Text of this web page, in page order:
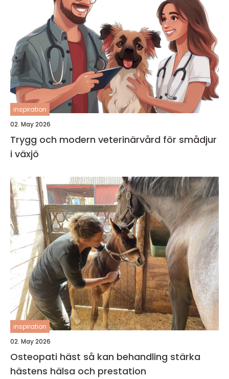
inspiration
02. May 2026
Trygg och modern veterinärvård för smådjur
i växjö
inspiration
02. May 2026
Osteopati häst så kan behandling stärka
hästens hälsa och prestation